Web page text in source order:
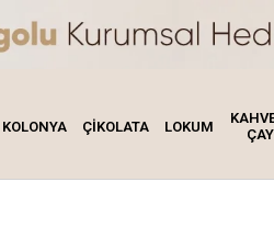
KOLONYA ÇİKOLATA LOKUM
ÇAY